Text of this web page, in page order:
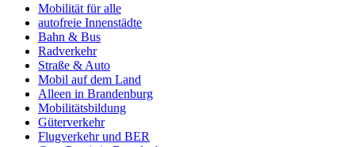
Mobilität für alle
autofreie Innenstädte
Bahn & Bus
Radverkehr
Straße & Auto
Mobil auf dem Land
Alleen in Brandenburg
Mobilitätsbildung
Güterverkehr
Flugverkehr und BER